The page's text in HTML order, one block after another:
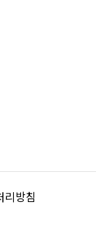
리방침